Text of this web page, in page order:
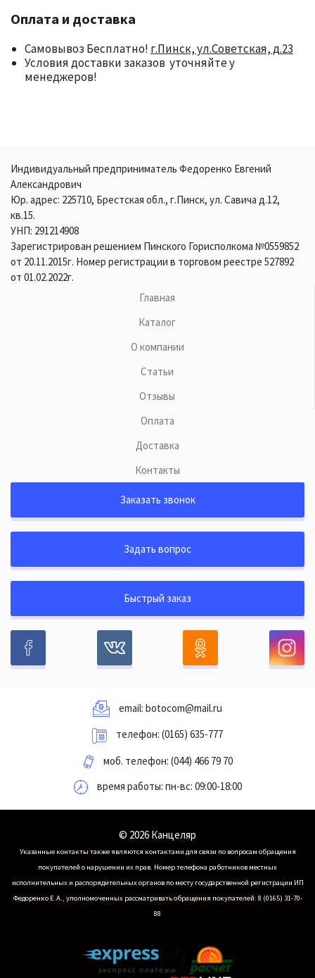
Оплата и доставка
Самовывоз Бесплатно! г.Пинск, ул.Советская, д.23
Условия доставки заказов уточняйте у
менеджеров!
Индивидуальный предприниматель Федоренко Евгений
Александрович
Юр. адрес: 225710, Брестская обл., г.Пинск, ул. Савича д.12,
кв.15.
УНП: 291214908
Зарегистрирован решением Пинского Горисполкома №0559852
от 20.11.2015г. Номер регистрации в торговом реестре 527892
от 01.02.2022г.
Главная
Каталог
О компании
Статьи
Отзывы
Оплата
Доставка
Контакты
Заказать звонок
Задать вопрос
Быстрый заказ
email: botocom@mail.ru
телефон: (0165) 635-777
моб. телефон: (044) 466 79 70
время работы: пн-вс: 09:00-18:00
© 2026 Канцеляр
Указанные контакты также являются контактами для связи по вопросам обращения
покупателей о нарушении их прав. Номер телефона работников местных
исполнительных и распорядительных органов по месту государственной регистрации ИП
Федоренко Е.А., уполномоченных рассматривать обращения покупателей: 8 (0165) 31-70-
88